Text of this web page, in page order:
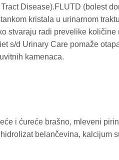
Disease).FLUTD (bolest
kristala u urinarnom
stvaraju radi prevelike
s/d Urinary Care pomaže
kamenaca.
i ćureće brašno, mleveni
belančevina, kalcijum